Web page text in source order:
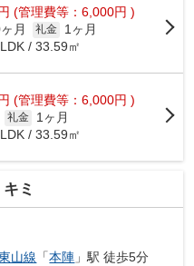
(管理費等：6,000円 )
月 礼金
1ヶ月
/ 33.59㎡
(管理費等：6,000円 )
礼金
1ヶ月
/ 33.59㎡
ミ
山線 「本陣 」駅 徒歩5分